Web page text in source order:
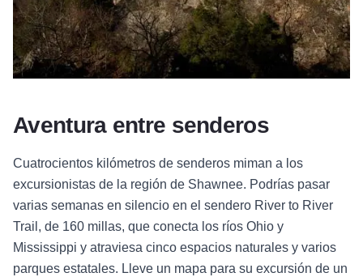
Aventura entre senderos
Cuatrocientos kilómetros de senderos miman a los
excursionistas de la región de Shawnee. Podrías pasar
varias semanas en silencio en el sendero River to River
Trail, de 160 millas, que conecta los ríos Ohio y
Mississippi y atraviesa cinco espacios naturales y varios
parques estatales. Lleve un mapa para su excursión de un